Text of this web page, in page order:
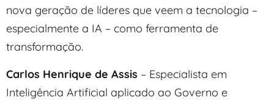
nova geração de líderes que veem a tecnologia –
especialmente a IA – como ferramenta de
transformação.
Carlos Henrique de Assis – Especialista em
Inteligência Artificial aplicado ao Governo e